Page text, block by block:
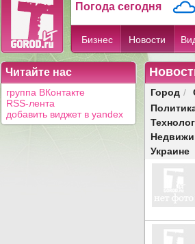
Погода сегодня
Бизнес Новости
Читайте нас
группа ВКонтакте
RSS-лента
добавить виджет в yandex
Город /
Украине